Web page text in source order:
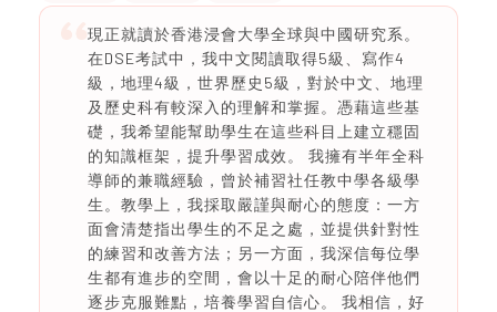
現正就讀於香港浸會大學全球與中國研究系。
在DSE考試中，我中文閱讀取得5級、寫作4
級，地理4級，世界歷史5級，對於中文、地理
及歷史科有較深入的理解和掌握。憑藉這些基
礎，我希望能幫助學生在這些科目上建立穩固
的知識框架，提升學習成效。 我擁有半年全科
導師的兼職經驗，曾於補習社任教中學各級學
生。教學上，我採取嚴謹與耐心的態度：一方
面會清楚指出學生的不足之處，並提供針對性
的練習和改善方法；另一方面，我深信每位學
生都有進步的空間，會以十足的耐心陪伴他們
逐步克服難點，培養學習自信心。 我相信，好